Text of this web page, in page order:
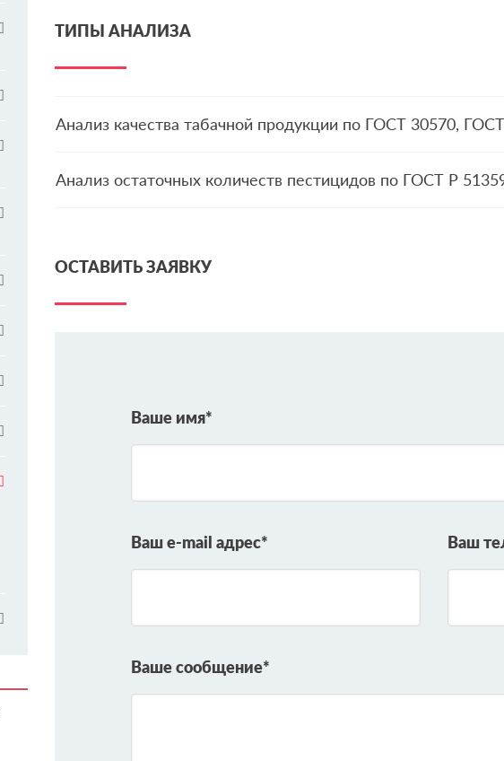
ТИПЫ АНАЛИЗА
Анализ качества табачной продукции по ГОСТ 30570,
Анализ остаточных количеств пестицидов по ГОСТ Р
ОСТАВИТЬ ЗАЯВКУ
Ваше имя*
Ваш e-mail адрес* Ваш
Ваше сообщение*